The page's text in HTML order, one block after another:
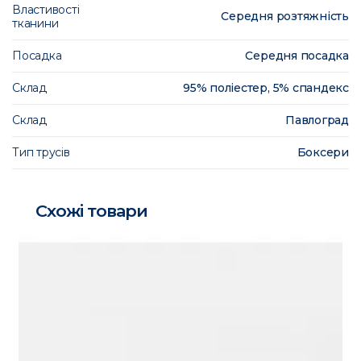
Властивості
тканини
Середня розтяжність
Посадка Середня посадка
Склад 95% поліестер, 5% спандекс
Склад Павлоград
Тип трусів Боксери
Схожі товари